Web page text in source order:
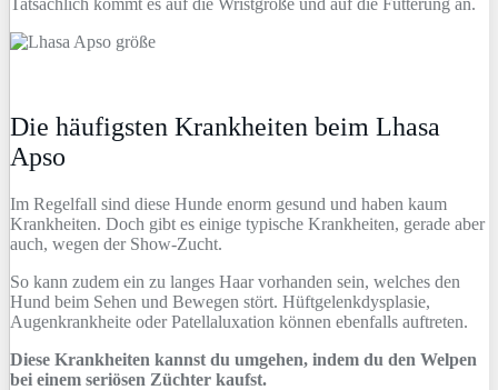
Tatsächlich kommt es auf die Wristgröße und auf die Fütterung an.
Die häufigsten Krankheiten beim Lhasa
Apso
Im Regelfall sind diese Hunde enorm gesund und haben kaum
Krankheiten. Doch gibt es einige typische Krankheiten, gerade aber
auch, wegen der Show-Zucht.
So kann zudem ein zu langes Haar vorhanden sein, welches den
Hund beim Sehen und Bewegen stört. Hüftgelenkdysplasie,
Augenkrankheite oder Patellaluxation können ebenfalls auftreten.
Diese Krankheiten kannst du umgehen, indem du den Welpen
bei einem seriösen Züchter kaufst.